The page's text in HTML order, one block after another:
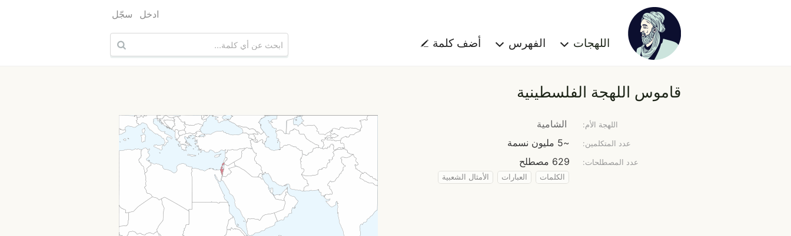
اللهجات الفهرس أضف كلمة
ادخل سجّل
قاموس اللهجة الفلسطينية
اللهجة الأم: الشامية
عدد المتكلمين: ~5 مليون نسمة
عدد المصطلحات: 629 مصطلح
الكلمات العبارات الأمثال الشعبية